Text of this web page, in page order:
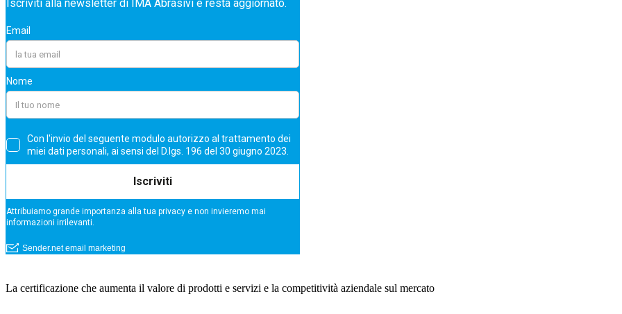
La certificazione che aumenta il valore di prodotti e servizi e la competitività aziendale sul mercato